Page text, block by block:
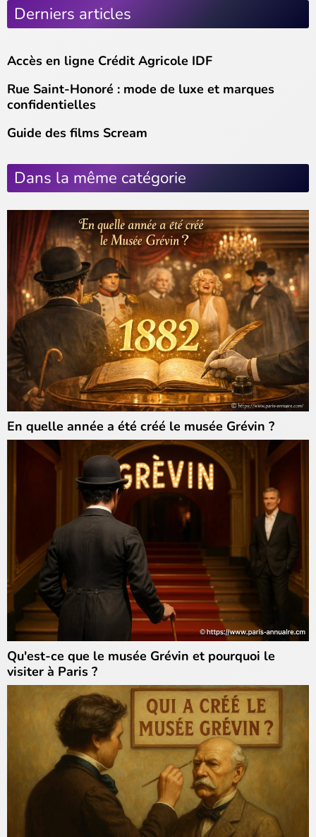
Derniers articles
Accès en ligne Crédit Agricole IDF
Rue Saint-Honoré : mode de luxe et marques
confidentielles
Guide des films Scream
Dans la même catégorie
En quelle année a été créé le musée Grévin ?
Qu'est-ce que le musée Grévin et pourquoi le
visiter à Paris ?